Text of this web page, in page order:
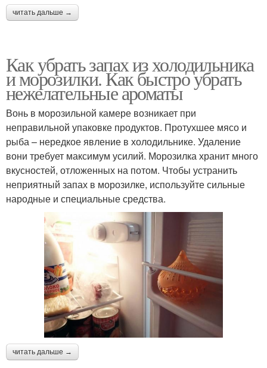
читать дальше →
Как убрать запах из холодильника
и морозилки. Как быстро убрать
нежелательные ароматы
Вонь в морозильной камере возникает при
неправильной упаковке продуктов. Протухшее мясо и
рыба – нередкое явление в холодильнике. Удаление
вони требует максимум усилий. Морозилка хранит много
вкусностей, отложенных на потом. Чтобы устранить
неприятный запах в морозилке, используйте сильные
народные и специальные средства.
читать дальше →